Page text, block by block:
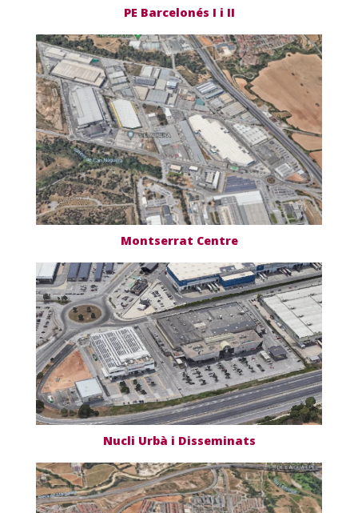
PE Barcelonés I i II
Montserrat Centre
Nucli Urbà i Disseminats